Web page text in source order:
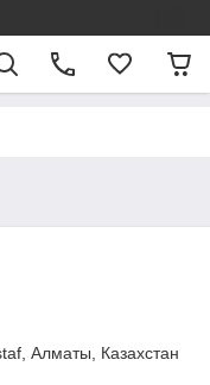
Алматы, Казахстан